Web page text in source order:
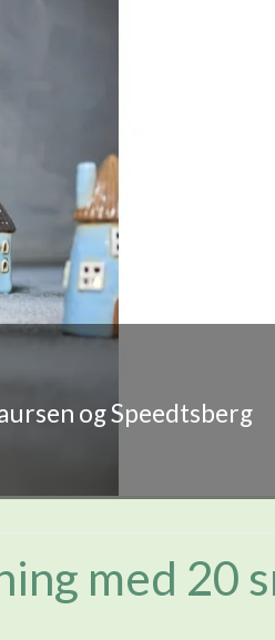
og Speedtsberg
med 20